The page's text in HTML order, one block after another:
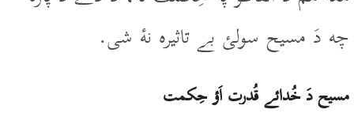
چه دَ مسيح سولئ بے تاثيره نۀ شى.
مسيح دَ خُدائے قُدرت اَؤ حِکمت